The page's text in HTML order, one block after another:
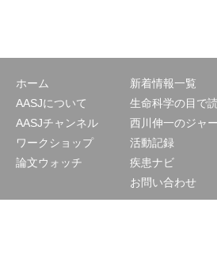
ホーム
AASJについて
AASJチャンネル
ワークショップ
論文ウォッチ
新着情報一覧
生命科学の目で
西川伸一のジャ
活動記録
疾患ナビ
お問い合わせ